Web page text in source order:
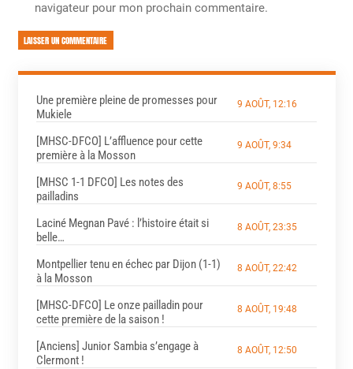
navigateur pour mon prochain commentaire.
LAISSER UN COMMENTAIRE
Une première pleine de promesses pour
Mukiele
9 AOÛT, 12:16
[MHSC-DFCO] L’affluence pour cette
première à la Mosson
9 AOÛT, 9:34
[MHSC 1-1 DFCO] Les notes des
pailladins
9 AOÛT, 8:55
Laciné Megnan Pavé : l’histoire était si
belle…
8 AOÛT, 23:35
Montpellier tenu en échec par Dijon (1-1)
à la Mosson
8 AOÛT, 22:42
[MHSC-DFCO] Le onze pailladin pour
cette première de la saison !
8 AOÛT, 19:48
[Anciens] Junior Sambia s’engage à
Clermont !
8 AOÛT, 12:50